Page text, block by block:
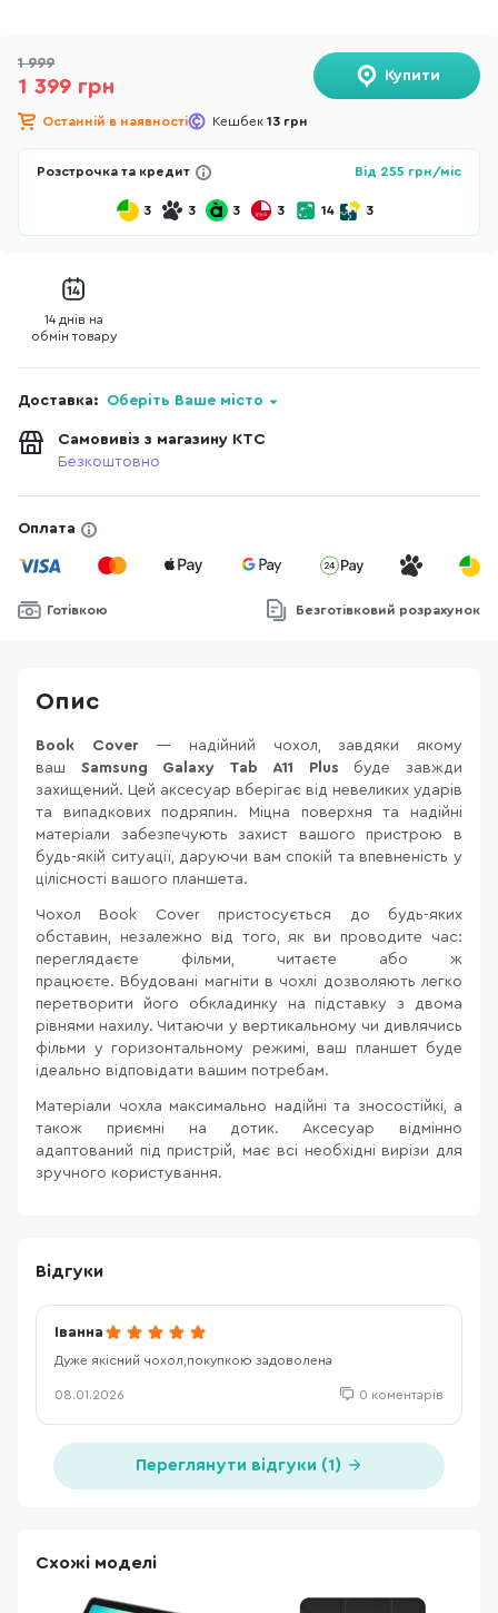
1 999
1 399 грн
Останній в наявності Кешбек 13 грн
Купити
Розстрочка та кредит Від 255 грн/міс
3 3 3 3 14 3
14 днів на
обмін товару
Доставка: Оберіть Ваше місто
Самовивіз з магазину КТС
Безкоштовно
Оплата
Готівкою Безготівковий розрахунок
Опис
Book Cover— надійний чохол, завдяки якому
ваш Samsung Galaxy Tab A11 Plus буде завжди
захищений. Цей аксесуар вберігає від невеликих ударів
та випадкових подряпин. Міцна поверхня та надійні
матеріали забезпечують захист вашого пристрою в
будь-якій ситуації, даруючи вам спокій та впевненість у
цілісності вашого планшета.
Чохол Book Cover пристосується до будь-яких
обставин, незалежно від того, як ви проводите час:
переглядаєте фільми, читаєте або ж
працюєте. Вбудовані магніти в чохлі дозволяють легко
перетворити його обкладинку на підставку з двома
рівнями нахилу. Читаючи у вертикальному чи дивлячись
фільми у горизонтальному режимі, ваш планшет буде
ідеально відповідати вашим потребам.
Матеріали чохла максимально надійні та зносостійкі, а
також приємні на дотик. Аксесуар відмінно
адаптований під пристрій, має всі необхідні вирізи для
зручного користування.
Відгуки
Іванна
Дуже якісний чохол,покупкою задоволена
08.01.2026 0 коментарів
Переглянути відгуки (1)
Схожі моделі